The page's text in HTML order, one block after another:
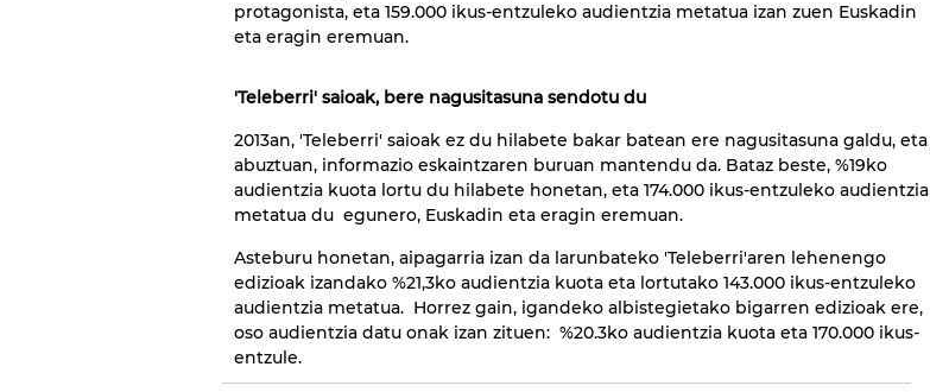
protagonista, eta 159.000 ikus-entzuleko audientzia metatua izan zuen Euskadin
eta eragin eremuan.
'Teleberri' saioak, bere nagusitasuna sendotu du
2013an, 'Teleberri' saioak ez du hilabete bakar batean ere nagusitasuna galdu, eta
abuztuan, informazio eskaintzaren buruan mantendu da. Bataz beste, %19ko
audientzia kuota lortu du hilabete honetan, eta 174.000 ikus-entzuleko audientzia
metatua du egunero, Euskadin eta eragin eremuan.
Asteburu honetan, aipagarria izan da larunbateko 'Teleberri'aren lehenengo
edizioak izandako %21,3ko audientzia kuota eta lortutako 143.000 ikus-entzuleko
audientzia metatua. Horrez gain, igandeko albistegietako bigarren edizioak ere,
oso audientzia datu onak izan zituen: %20.3ko audientzia kuota eta 170.000 ikus-
entzule.